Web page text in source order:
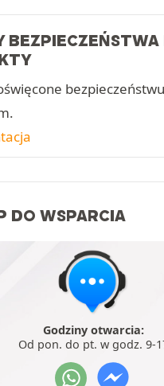
BEZPIECZEŃSTWA
DO WSPARCIA
Godziny otwarcia:
Od pon. do pt. w godz. 9-